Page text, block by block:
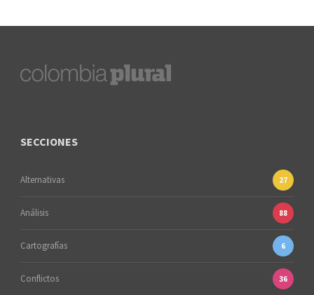
SECCIONES
Alternativas 27
Análisis 88
Cartografías 6
Conflictos 36